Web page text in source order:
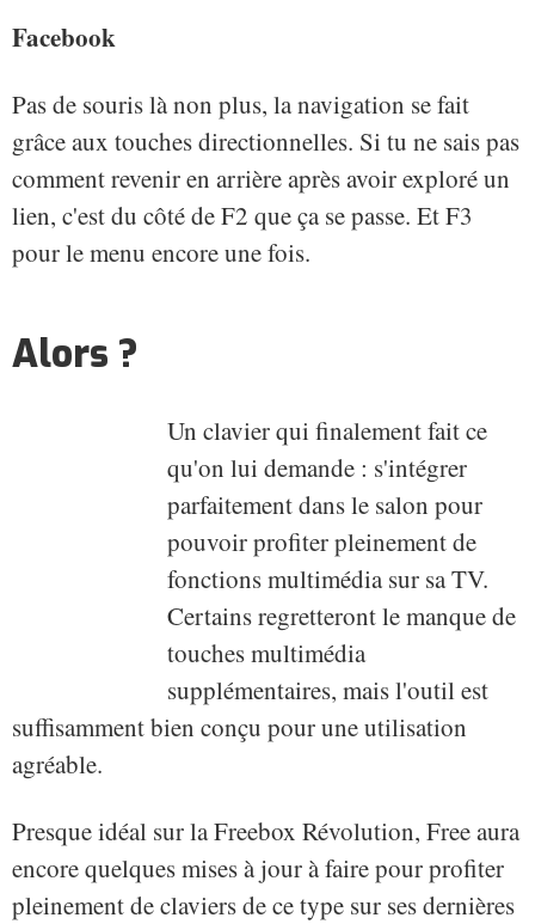
Facebook
Pas de souris là non plus, la navigation se fait
grâce aux touches directionnelles. Si tu ne sais pas
comment revenir en arrière après avoir exploré un
lien, c'est du côté de F2 que ça se passe. Et F3
pour le menu encore une fois.
Alors ?
Un clavier qui finalement fait ce
qu'on lui demande : s'intégrer
parfaitement dans le salon pour
pouvoir profiter pleinement de
fonctions multimédia sur sa TV.
Certains regretteront le manque de
touches multimédia
supplémentaires, mais l'outil est
suffisamment bien conçu pour une utilisation
agréable.
Presque idéal sur la Freebox Révolution, Free aura
encore quelques mises à jour à faire pour profiter
pleinement de claviers de ce type sur ses dernières